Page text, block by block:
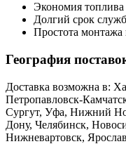
Экономия топлива
Долгий срок
Простота монтажа
География
Доставка возможна в:
Петропавловск-
Сургут, Уфа, Нижний
Дону, Челябинск,
Нижневартовск,